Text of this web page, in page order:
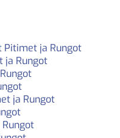
Pitimet ja Rungot
ja Rungot
ja Rungot